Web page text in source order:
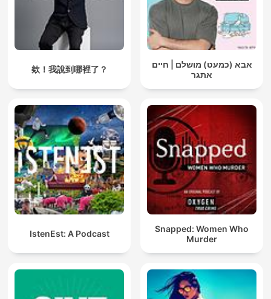
欸！我說到哪裡了？
אבא (כמעט) מושלם | חיים
אתגר
IstenEst: A Podcast
Snapped: Women Who
Murder